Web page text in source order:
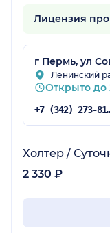
Лицензия
г Пермь, ул
Ленинский
Открыто до
+7
Холтер /
2 330 ₽